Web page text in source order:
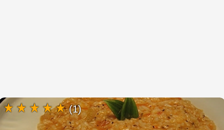
(1)